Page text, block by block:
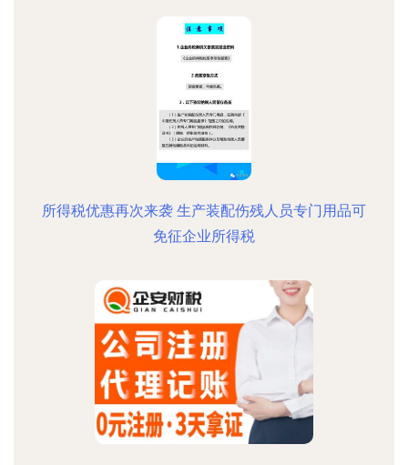
所得税优惠再次来袭 生产装配伤残人员专门用品可
免征企业所得税